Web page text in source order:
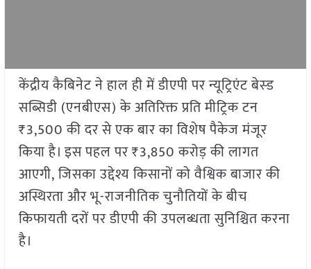
केंद्रीय कैबिनेट ने हाल ही में डीएपी पर न्यूट्रिएंट बेस्ड
सब्सिडी (एनबीएस) के अतिरिक्त प्रति मीट्रिक टन
₹3,500 की दर से एक बार का विशेष पैकेज मंजूर
किया है। इस पहल पर ₹3,850 करोड़ की लागत
आएगी, जिसका उद्देश्य किसानों को वैश्विक बाजार की
अस्थिरता और भू-राजनीतिक चुनौतियों के बीच
किफायती दरों पर डीएपी की उपलब्धता सुनिश्चित करना
है।